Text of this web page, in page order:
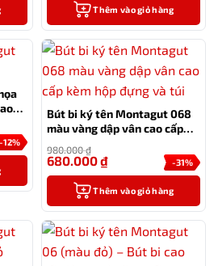
Thêm vào giỏ hàng
-12%
Bút bi ký tên Montagut 068
màu vàng dập vân cao cấp
980.000₫
-31%
680.000₫
Thêm vào giỏ hàng